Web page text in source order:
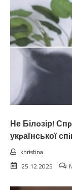
Не Білoзір!
укpаїнської
khristina
25.12.2025